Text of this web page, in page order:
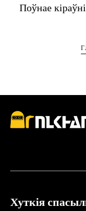
Поўнае
Хуткія